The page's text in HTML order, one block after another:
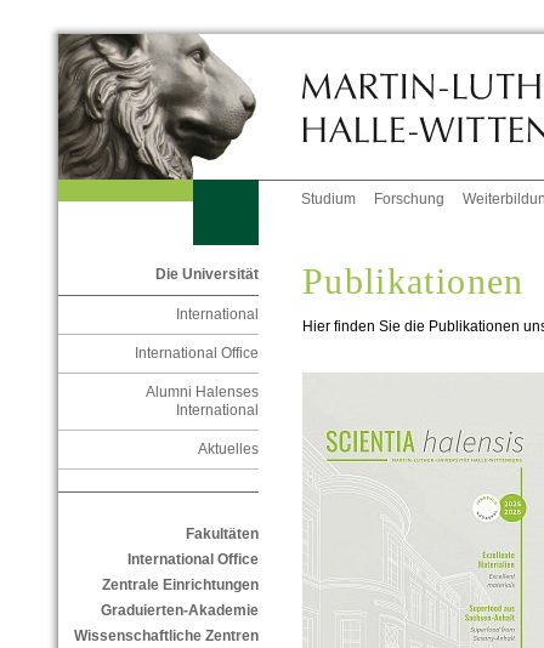
Studium Forschung
Die Universität
International
International Office
Alumni Halenses
International
Aktuelles
Fakultäten
International Office
Zentrale Einrichtungen
Graduierten-Akademie
Wissenschaftliche Zentren
Publikationen
Hier finden Sie die Publikationen